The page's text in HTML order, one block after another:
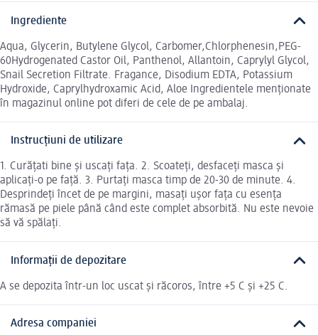
Ingrediente
Aqua, Glycerin, Butylene Glycol, Carbomer,Chlorphenesin,PEG-
60Hydrogenated Castor Oil, Panthenol, Allantoin, Caprylyl Glycol,
Snail Secretion Filtrate. Fragance, Disodium EDTA, Potassium
Hydroxide, Caprylhydroxamic Acid, Aloe Ingredientele menționate
în magazinul online pot diferi de cele de pe ambalaj.
Instrucțiuni de utilizare
1. Curățati bine și uscați fața. 2. Scoateți, desfaceți masca și
aplicați-o pe față. 3. Purtați masca timp de 20-30 de minute. 4.
Desprindeți încet de pe margini, masați ușor fața cu esența
rămasă pe piele până când este complet absorbită. Nu este nevoie
să vă spălați.
Informații de depozitare
A se depozita într-un loc uscat și răcoros, între +5 C și +25 C.
Adresa companiei